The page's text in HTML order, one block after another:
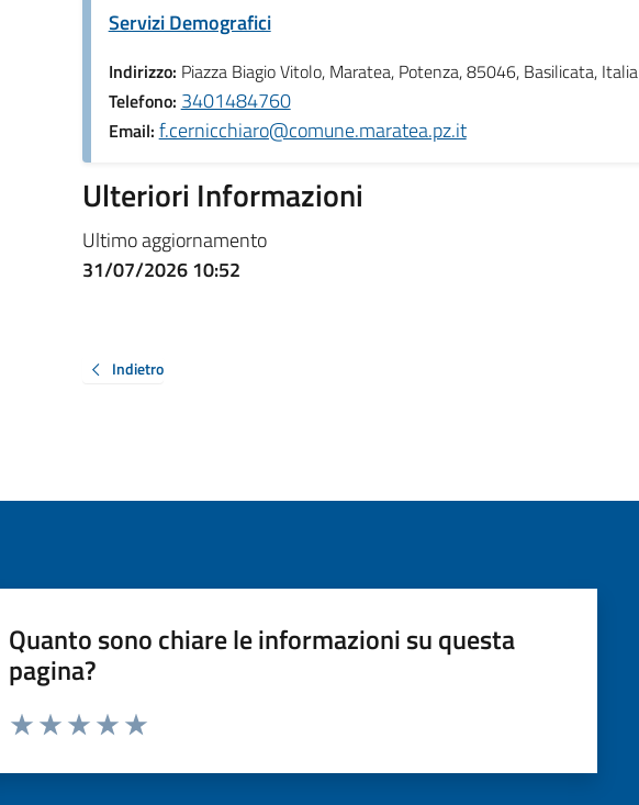
Servizi Demografici
Indirizzo: Piazza Biagio Vitolo, Maratea, Potenza, 85046, Basilicata, Italia
Telefono: 3401484760
Email: f.cernicchiaro@comune.maratea.pz.it
Ulteriori Informazioni
Ultimo aggiornamento
31/07/2026 10:52
Indietro
Quanto sono chiare le informazioni su questa
pagina?
Valuta da 1 a 5 stelle la pagina